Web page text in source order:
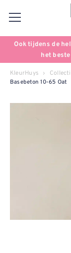
Ook tijdens de
het
KleurHuys
Basebeton 10-65 Oat